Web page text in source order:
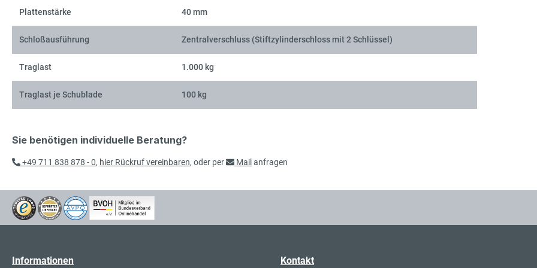
Plattenstärke 40 mm
Schloßausführung Zentralverschluss (Stiftzylinderschloss mit 2 Schlüssel)
Traglast 1.000 kg
Traglast je Schublade 100 kg
Sie benötigen individuelle Beratung?
+49 711 838 878 - 0, hier Rückruf vereinbaren, oder per Mail anfragen
Informationen Kontakt